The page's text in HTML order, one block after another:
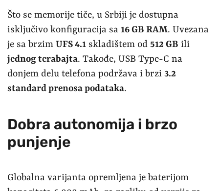
Što se memorije tiče, u Srbiji je dostupna
isključivo konfiguracija sa 16 GB RAM. Uvezana
je sa brzim UFS 4.1 skladištem od 512 GB ili
jednog terabajta. Takođe, USB Type-C na
donjem delu telefona podržava i brzi 3.2
standard prenosa podataka.
Dobra autonomija i brzo
punjenje
Globalna varijanta opremljena je baterijom